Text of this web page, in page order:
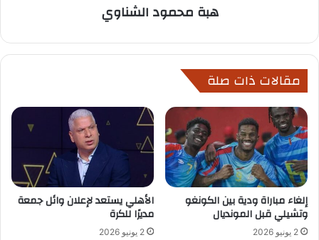
هبة محمود الشناوي
مقالات ذات صلة
إلغاء مباراة ودية بين الكونغو
وتشيلي قبل المونديال
2 يونيو 2026
الأهلي يستعد لإعلان وائل جمعة
مديرًا للكرة
2 يونيو 2026